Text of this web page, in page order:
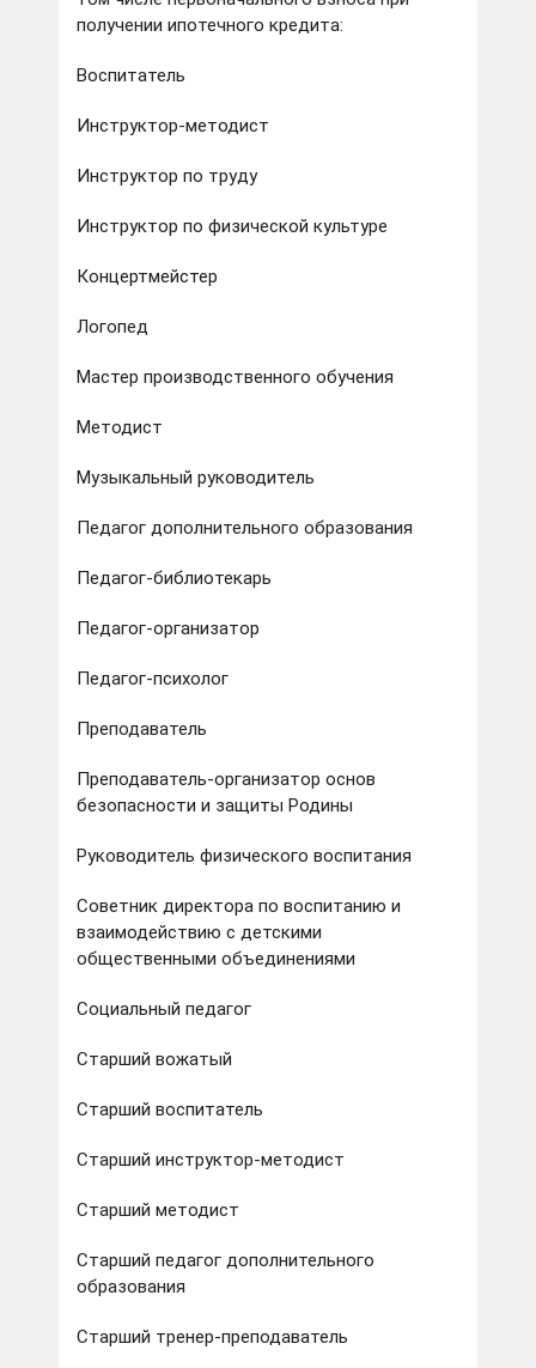
получении ипотечного кредита:
Воспитатель
Инструктор-методист
Инструктор по труду
Инструктор по физической культуре
Концертмейстер
Логопед
Мастер производственного обучения
Методист
Музыкальный руководитель
Педагог дополнительного образования
Педагог-библиотекарь
Педагог-организатор
Педагог-психолог
Преподаватель
Преподаватель-организатор основ
безопасности и защиты Родины
Руководитель физического воспитания
Советник директора по воспитанию и
взаимодействию с детскими
общественными объединениями
Социальный педагог
Старший вожатый
Старший воспитатель
Старший инструктор-методист
Старший методист
Старший педагог дополнительного
образования
Старший тренер-преподаватель